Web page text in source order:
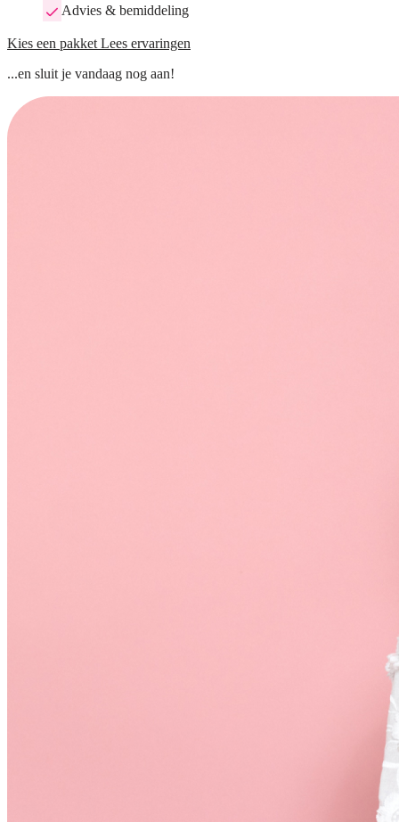
Advies & bemiddeling
Kies een pakket Lees ervaringen
...en sluit je vandaag nog aan!